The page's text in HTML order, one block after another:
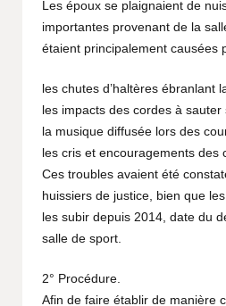
Les époux se plaignaient de
importantes provenant de la
étaient principalement causées
les chutes d’haltères ébranlant
les impacts des cordes à sauter
la musique diffusée lors des
les cris et encouragements des
Ces troubles avaient été
huissiers de justice, bien que
les subir depuis 2014, date du
salle de sport.
2° Procédure.
Afin de faire établir de manière